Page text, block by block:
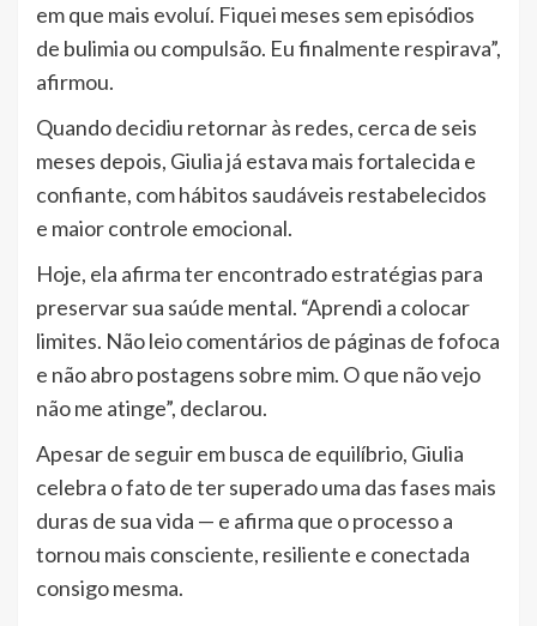
em que mais evoluí. Fiquei meses sem episódios
de bulimia ou compulsão. Eu finalmente respirava”,
afirmou.
Quando decidiu retornar às redes, cerca de seis
meses depois, Giulia já estava mais fortalecida e
confiante, com hábitos saudáveis restabelecidos
e maior controle emocional.
Hoje, ela afirma ter encontrado estratégias para
preservar sua saúde mental. “Aprendi a colocar
limites. Não leio comentários de páginas de fofoca
e não abro postagens sobre mim. O que não vejo
não me atinge”, declarou.
Apesar de seguir em busca de equilíbrio, Giulia
celebra o fato de ter superado uma das fases mais
duras de sua vida — e afirma que o processo a
tornou mais consciente, resiliente e conectada
consigo mesma.